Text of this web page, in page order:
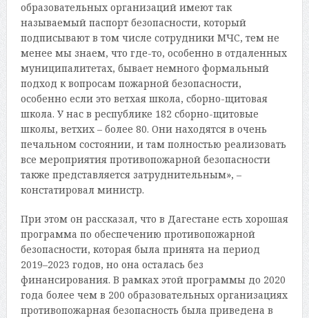
образовательных организаций имеют так
называемый паспорт безопасности, который
подписывают в том числе сотрудники МЧС, тем не
менее мы знаем, что где-то, особенно в отдаленных
муниципалитетах, бывает немного формальный
подход к вопросам пожарной безопасности,
особенно если это ветхая школа, сборно-щитовая
школа. У нас в республике 182 сборно-щитовые
школы, ветхих – более 80. Они находятся в очень
печальном состоянии, и там полностью реализовать
все мероприятия противопожарной безопасности
также представляется затруднительным», –
констатировал министр.
При этом он рассказал, что в Дагестане есть хорошая
программа по обеспечению противопожарной
безопасности, которая была принята на период
2019–2023 годов, но она осталась без
финансирования. В рамках этой программы до 2020
года более чем в 200 образовательных организациях
противопожарная безопасность была приведена в